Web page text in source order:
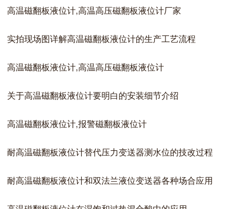
高温磁翻板液位计,高温高压磁翻板液位计厂家
实拍现场图详解高温磁翻板液位计的生产工艺流程
高温磁翻板液位计,高温高压磁翻板液位计
关于高温磁翻板液位计要明白的安装细节介绍
高温磁翻板液位计,报警磁翻板液位计
耐高温磁翻板液位计替代压力变送器测水位的技改过程
耐高温磁翻板液位计和双法兰液位变送器各种场合应用